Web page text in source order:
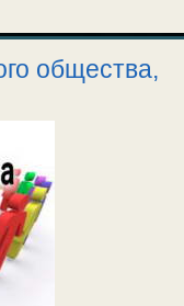
общества,